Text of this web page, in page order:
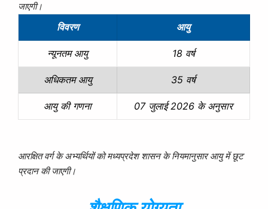
जाएगी।
विवरण
आयु
न्यूनतम आयु 18 वर्ष
अधिकतम आयु 35 वर्ष
आयु की गणना 07 जुलाई 2026 के अनुसार
आरक्षित वर्ग के अभ्यर्थियों को मध्यप्रदेश शासन के नियमानुसार आयु में छूट
प्रदान की जाएगी।